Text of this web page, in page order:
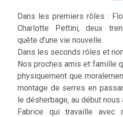
Dans les premiers rôles :
Charlotte Pettini, deux
quête d’une vie nouvelle.
Dans les seconds rôles et
Nos proches amis et famille
physiquement que
montage de serres en
le désherbage, au début
Fabrice qui travaille avec